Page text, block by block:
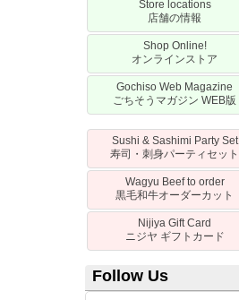
Store locations
店舗の情報
Shop Online!
オンラインストア
Gochiso Web Magazine
ごちそうマガジン WEB版
Sushi & Sashimi Party Set
寿司・刺身パーティセット
Wagyu Beef to order
黒毛和牛オーダーカット
Nijiya Gift Card
ニジヤ ギフトカード
Follow Us